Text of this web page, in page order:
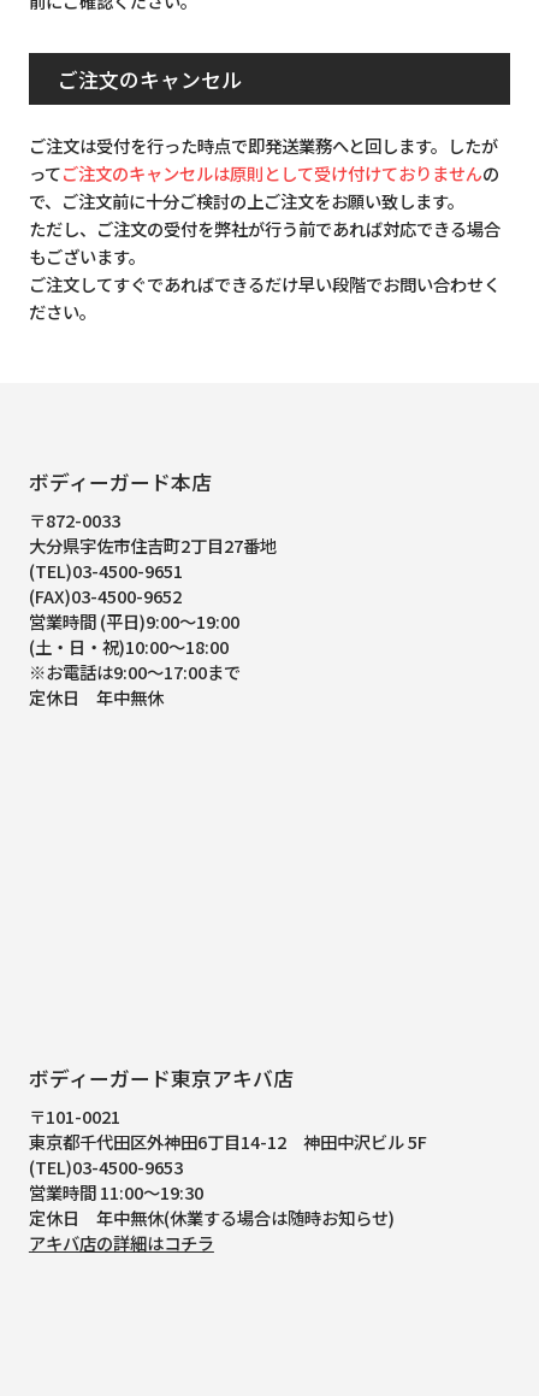
ご注文のキャンセル
ご注文は受付を行った時点で即発送業務へと回します。したが
ってご注文のキャンセルは原則として受け付けておりませんの
で、ご注文前に十分ご検討の上ご注文をお願い致します。
ただし、ご注文の受付を弊社が行う前であれば対応できる場合
もございます。
ご注文してすぐであればできるだけ早い段階でお問い合わせく
ださい。
ボディーガード本店
〒872-0033
大分県宇佐市住吉町2丁目27番地
(TEL)03-4500-9651
(FAX)03-4500-9652
営業時間 (平日)9:00～19:00
(土・日・祝)10:00～18:00
※お電話は9:00～17:00まで
定休日 年中無休
ボディーガード東京アキバ店
〒101-0021
東京都千代田区外神田6丁目14-12 神田中沢ビル 5F
(TEL)03-4500-9653
営業時間 11:00～19:30
定休日 年中無休(休業する場合は随時お知らせ)
アキバ店の詳細はコチラ